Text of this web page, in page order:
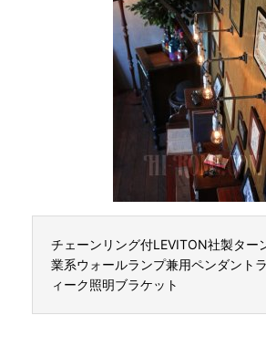
チェーンリング付LEVITON社製ター
業系ウォールランプ兼用ペンダント
ィーク照明ブラケット